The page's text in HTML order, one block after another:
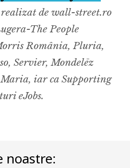
realizat de wall-street.ro
The People
România, Pluria,
Servier, Mondelēz
iar ca Supporting
eJobs.
noastre: